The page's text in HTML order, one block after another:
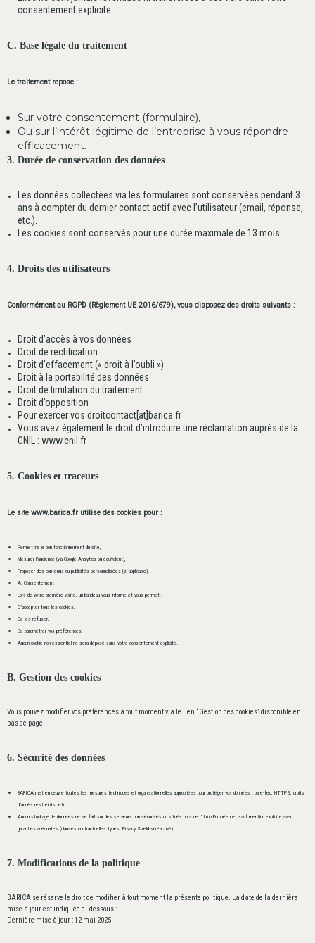
consentement explicite.
C. Base légale du traitement
Le traitement repose :
Sur votre consentement (formulaire),
Ou sur l’intérêt légitime de l’entreprise à vous répondre
efficacement.
3. Durée de conservation des données
Les données collectées via les formulaires sont conservées pendant 3
ans à compter du dernier contact actif avec l’utilisateur (email, réponse,
etc.).
Les cookies sont conservés pour une durée maximale de 13 mois.
4. Droits des utilisateurs
Conformément au RGPD (Règlement UE 2016/679), vous disposez des droits suivants :
Droit d’accès à vos données
Droit de rectification
Droit d’effacement (« droit à l’oubli »)
Droit à la portabilité des données
Droit de limitation du traitement
Droit d’opposition
Pour exercer vos droitcontact[at]barica.fr
Vous avez également le droit d’introduire une réclamation auprès de la
CNIL : www.cnil.fr
5. Cookies et traceurs
Le site www.barica.fr utilise des cookies pour :
Permettre le bon fonctionnement du site,
Mesurer l’audience (via Google Analytics ou équivalent),
Proposer des contenus ou publicités personnalisées (si applicable).
A. Consentement
Lors de votre première visite, un bandeau vous informe et vous permet :
D’accepter tous les cookies,
De les refuser,
De paramétrer vos préférences.
Aucun cookie non essentiel ne sera déposé sans votre consentement explicite.
B. Gestion des cookies
Vous pouvez modifier vos préférences à tout moment via le lien “Gestion des cookies” disponible en
bas de page.
6. Sécurité des données
BARICA met en œuvre toutes les mesures techniques et organisationnelles appropriées pour protéger vos données : pare-feu, HTTPS, droits
d’accès restreints, etc.
Aucun stockage de données ne se fait sur des serveurs non sécurisés ou situés hors de l’Union Européenne, sauf mention explicite avec
garanties adéquates (clauses contractuelles types, Privacy Shield si réactivé).
7. Modifications de la politique
BARICA se réserve le droit de modifier à tout moment la présente politique. La date de la dernière
mise à jour est indiquée ci-dessous :
Dernière mise à jour : 12 mai 2025